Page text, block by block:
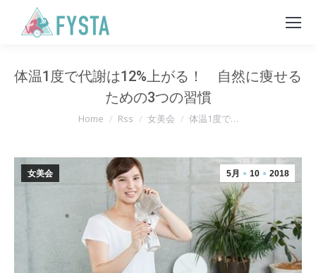
体温1度で代謝は12%上がる！ 自然に痩せる
ための3つの習慣
You are here:
Home Rss 女美会 体温1度で…
5月 10 2018
女美会